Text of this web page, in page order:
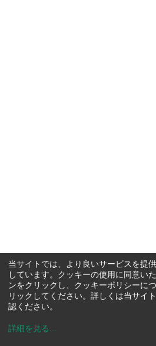
当サイトでは、より良いサービスを提
しています。クッキーの使用に同意い
ンをクリックし、クッキーポリシーに
リックしてください。詳しくは当サイ
認ください。
詳細を見る ...